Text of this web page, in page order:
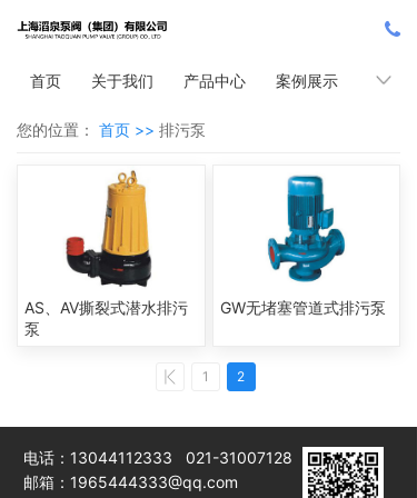
首页 关于我们 产品中心 案例展示 新闻中
您的位置： 首页 >> 排污泵
AS、AV撕裂式潜水排污
泵
GW无堵塞管道式排污泵
1 2
电话：13044112333 021-31007128
邮箱：1965444333@qq.com